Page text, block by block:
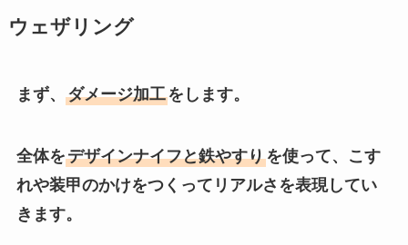
ウェザリング
まず、 ダメージ加工をします。
全体をデザインナイフと鉄やすりを使って、こす
れや装甲のかけをつくってリアルさを表現してい
きます。